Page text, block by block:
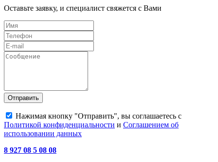
Оставьте заявку, и специалист свяжется с Вами
Отправить
Нажимая кнопку "Отправить", вы соглашаетесь с
Политикой конфиденциальности и Соглашением об
использовании данных
8 927 08 5 08 08